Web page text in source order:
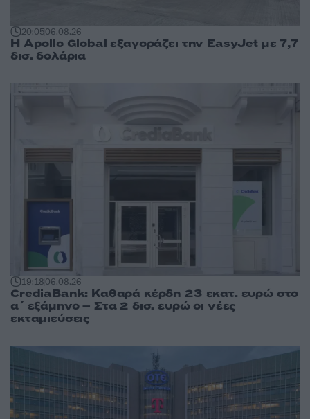
20:0506.08.26
Η Apollo Global εξαγοράζει την EasyJet με 7,7
δισ. δολάρια
19:1806.08.26
CrediaBank: Καθαρά κέρδη 23 εκατ. ευρώ στο
α΄ εξάμηνο – Στα 2 δισ. ευρώ οι νέες
εκταμιεύσεις